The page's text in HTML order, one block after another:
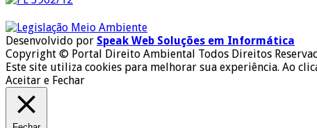
Desenvolvido por Speak Web Soluções em Informática
Copyright © Portal Direito Ambiental Todos Direitos
Este site utiliza cookies para melhorar sua experiência. Ao
Aceitar e Fechar